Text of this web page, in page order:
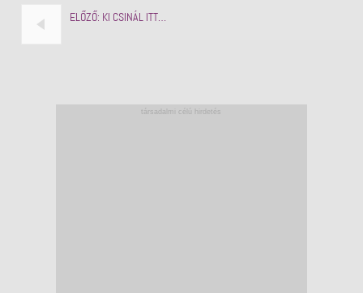
ELŐZŐ: KI CSINÁL ITT…
társadalmi célú hirdetés